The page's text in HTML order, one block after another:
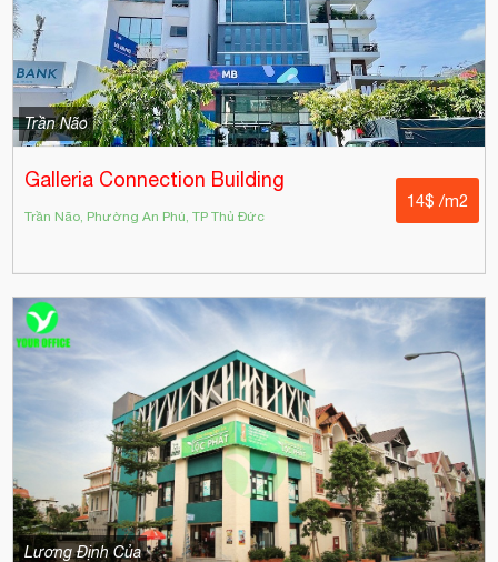
Trần Não
Galleria Connection Building
Trần Não, Phường An Phú, TP Thủ Đức
14$ /m2
Lương Định Của